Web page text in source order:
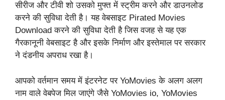
सीरीज और टीवी शो उसको मुफ्त में स्ट्रीम करने और डाउनलोड
करने की सुविधा देती है। यह वेबसाइट Pirated Movies
Download करने की सुविधा देती है जिस वजह से यह एक
गैरकानूनी वेबसाइट है और इसके निर्माण और इस्तेमाल पर सरकार
ने दंडनीय अपराध रखा है।
आपको वर्तमान समय में इंटरनेट पर YoMovies के अलग अलग
नाम वाले वेबपेज मिल जाएंगे जैसे YoMovies io, YoMovies